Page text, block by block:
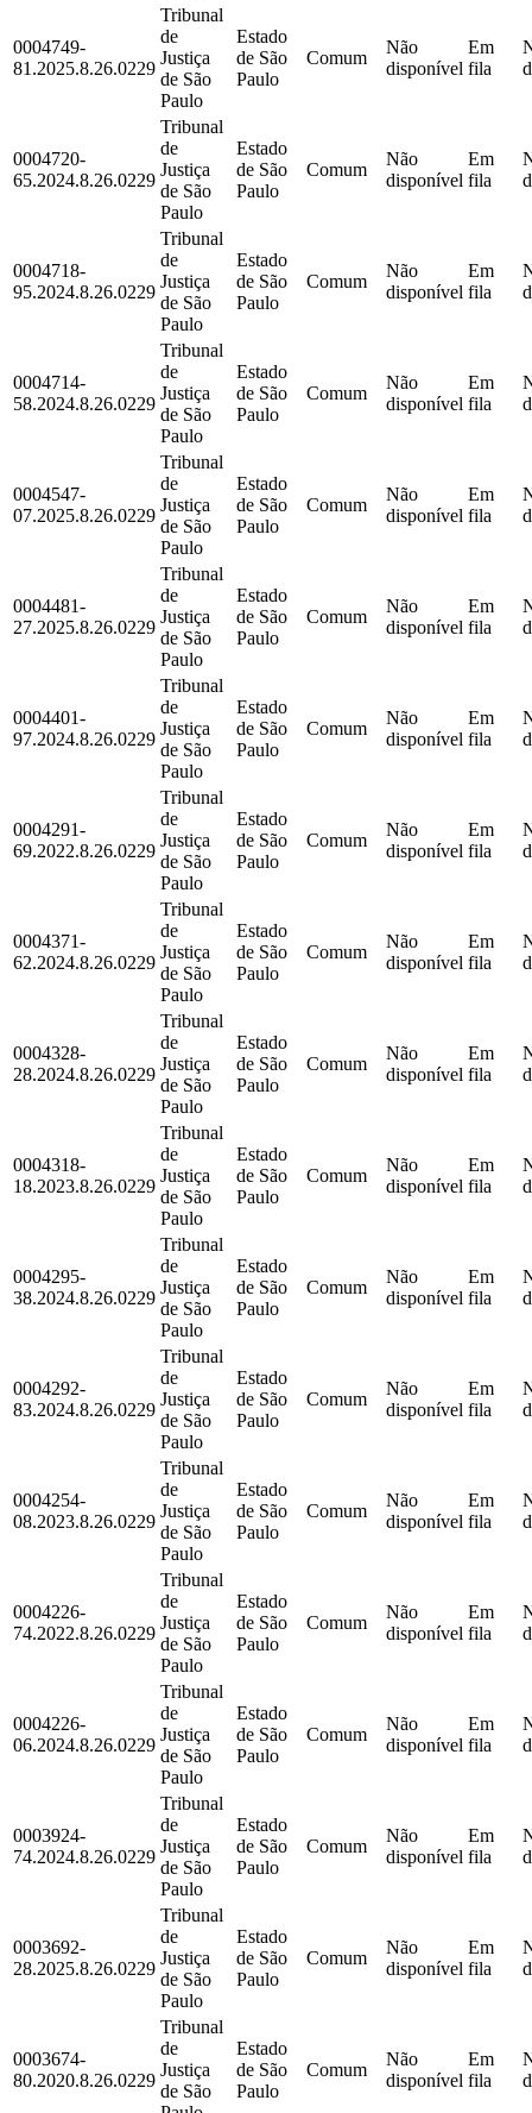
0004749-
81.2025.8.26.0229
Tribunal
de
Justiça
de São
Paulo
Estado
de São
Paulo
Comum
Não
disponível
Em
fila
0004720-
65.2024.8.26.0229
Tribunal
de
Justiça
de São
Paulo
Estado
de São
Paulo
Comum
Não
disponível
Em
fila
0004718-
95.2024.8.26.0229
Tribunal
de
Justiça
de São
Paulo
Estado
de São
Paulo
Comum
Não
disponível
Em
fila
0004714-
58.2024.8.26.0229
Tribunal
de
Justiça
de São
Paulo
Estado
de São
Paulo
Comum
Não
disponível
Em
fila
0004547-
07.2025.8.26.0229
Tribunal
de
Justiça
de São
Paulo
Estado
de São
Paulo
Comum
Não
disponível
Em
fila
0004481-
27.2025.8.26.0229
Tribunal
de
Justiça
de São
Paulo
Estado
de São
Paulo
Comum
Não
disponível
Em
fila
0004401-
97.2024.8.26.0229
Tribunal
de
Justiça
de São
Paulo
Estado
de São
Paulo
Comum
Não
disponível
Em
fila
0004291-
69.2022.8.26.0229
Tribunal
de
Justiça
de São
Paulo
Estado
de São
Paulo
Comum
Não
disponível
Em
fila
0004371-
62.2024.8.26.0229
Tribunal
de
Justiça
de São
Paulo
Estado
de São
Paulo
Comum
Não
disponível
Em
fila
0004328-
28.2024.8.26.0229
Tribunal
de
Justiça
de São
Paulo
Estado
de São
Paulo
Comum
Não
disponível
Em
fila
0004318-
18.2023.8.26.0229
Tribunal
de
Justiça
de São
Paulo
Estado
de São
Paulo
Comum
Não
disponível
Em
fila
0004295-
38.2024.8.26.0229
Tribunal
de
Justiça
de São
Paulo
Estado
de São
Paulo
Comum
Não
disponível
Em
fila
0004292-
83.2024.8.26.0229
Tribunal
de
Justiça
de São
Paulo
Estado
de São
Paulo
Comum
Não
disponível
Em
fila
0004254-
08.2023.8.26.0229
Tribunal
de
Justiça
de São
Paulo
Estado
de São
Paulo
Comum
Não
disponível
Em
fila
0004226-
74.2022.8.26.0229
Tribunal
de
Justiça
de São
Paulo
Estado
de São
Paulo
Comum
Não
disponível
Em
fila
0004226-
06.2024.8.26.0229
Tribunal
de
Justiça
de São
Paulo
Estado
de São
Paulo
Comum
Não
disponível
Em
fila
0003924-
74.2024.8.26.0229
Tribunal
de
Justiça
de São
Paulo
Estado
de São
Paulo
Comum
Não
disponível
Em
fila
0003692-
28.2025.8.26.0229
Tribunal
de
Justiça
de São
Paulo
Estado
de São
Paulo
Comum
Não
disponível
Em
fila
0003674-
80.2020.8.26.0229
Tribunal
de
Justiça
de São
Estado
de São
Paulo
Comum
Não
disponível
Em
fila